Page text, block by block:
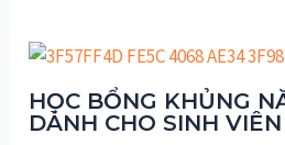
HỌC BỔNG KHỦNG
DÀNH CHO SINH